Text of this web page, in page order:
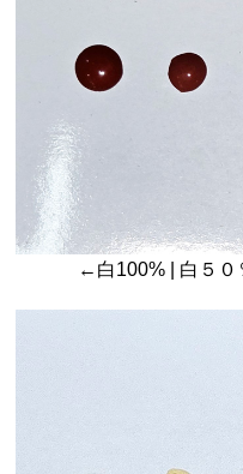
←白100% | 白５０